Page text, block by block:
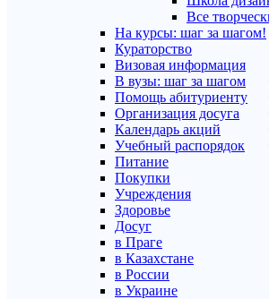
Все
На курсы: шаг за шагом!
Кураторство
Визовая информация
В вузы: шаг за шагом
Помощь абитуриенту
Организация досуга
Календарь акций
Учебный распорядок
Питание
Покупки
Учреждения
Здоровье
Досуг
в Праге
в Казахстане
в России
в Украине